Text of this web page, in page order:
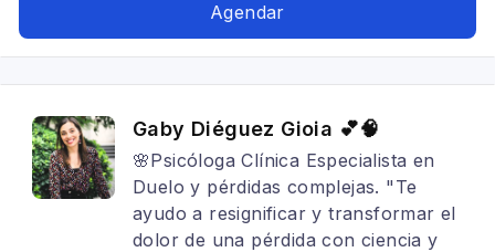
Agendar
Gaby Diéguez Gioia 💕🧠
🌸Psicóloga Clínica Especialista en
Duelo y pérdidas complejas. "Te
ayudo a resignificar y transformar el
dolor de una pérdida con ciencia y